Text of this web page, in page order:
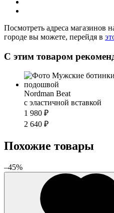
Посмотреть адреса магазинов
городе вы можете, перейдя в
С этим товаром
Nordman Beat
с эластичной вставкой
1 980 ₽
2 640 ₽
Похожие товары
–45%